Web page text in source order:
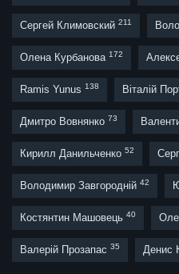
Сергей Климовский 211
Олена Курбанова 172
Ramis Yunus 138 Віталій
Дмитро Вовнянко 73
Кирилл Данильченко 52
Володимир Завгородній 42
Костянтин Машовець 40
Валерій Прозапас 35 Денис